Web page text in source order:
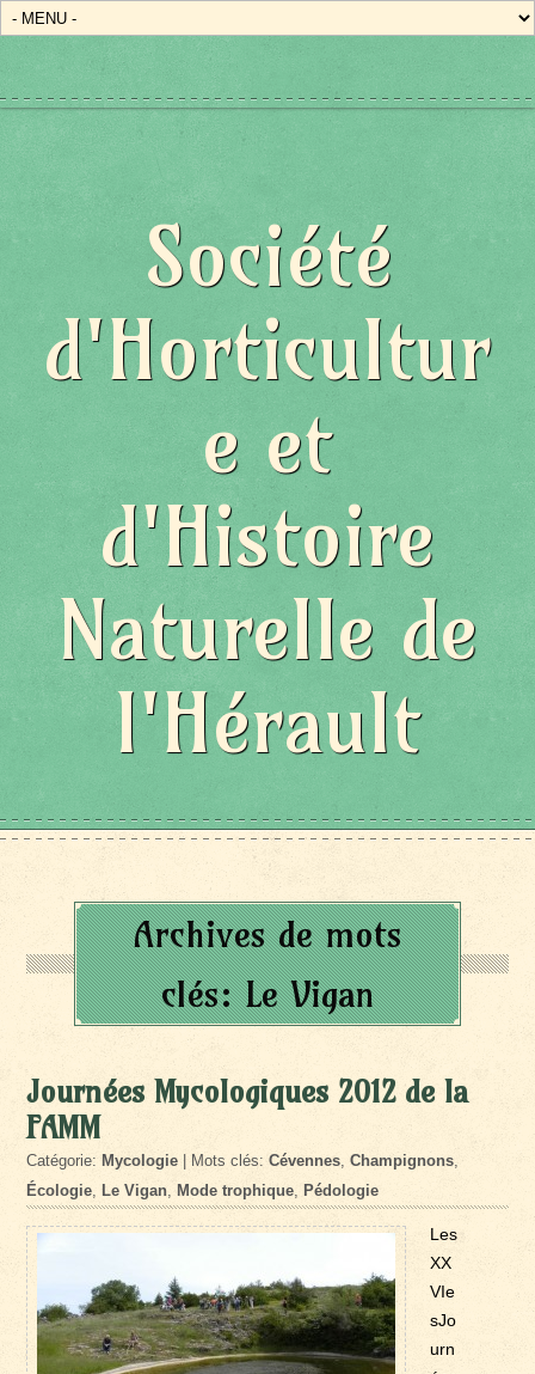
Société
d'Horticultur
e et
d'Histoire
Naturelle de
l'Hérault
Archives de mots
clés:Le Vigan
Journées Mycologiques 2012 de la
FAMM
Catégorie: Mycologie | Mots clés:Cévennes,Champignons,
Écologie, Le Vigan, Mode trophique, Pédologie
Les
XX
VIe
sJo
urn